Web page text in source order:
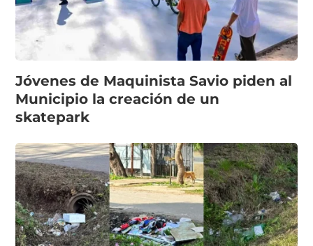
Jóvenes de Maquinista Savio piden al
Municipio la creación de un
skatepark